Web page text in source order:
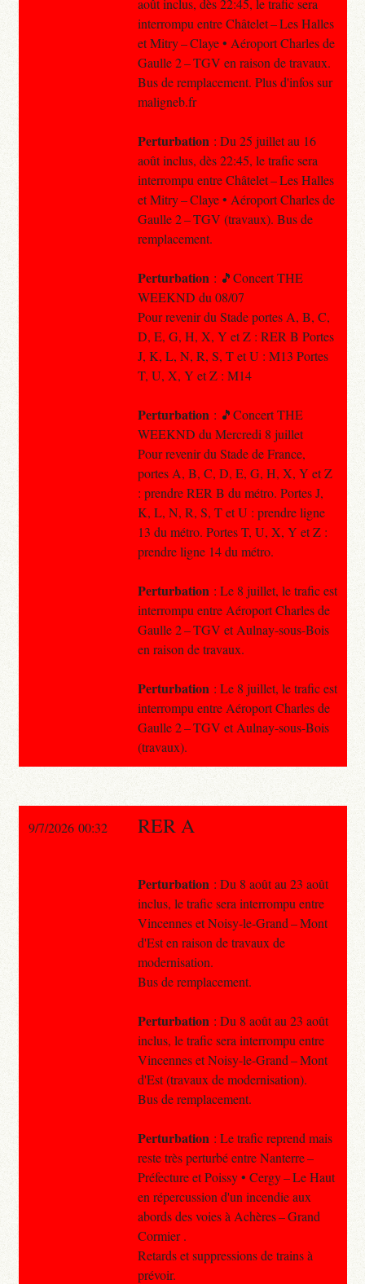
août inclus, dès 22:45, le trafic sera
interrompu entre Châtelet – Les Halles
et Mitry – Claye • Aéroport Charles de
Gaulle 2 – TGV en raison de travaux.
Bus de remplacement. Plus d'infos sur
maligneb.fr
Perturbation : Du 25 juillet au 16
août inclus, dès 22:45, le trafic sera
interrompu entre Châtelet – Les Halles
et Mitry – Claye • Aéroport Charles de
Gaulle 2 – TGV (travaux). Bus de
remplacement.
Perturbation : 🎵Concert THE
WEEKND du 08/07
Pour revenir du Stade portes A, B, C,
D, E, G, H, X, Y et Z : RER B Portes
J, K, L, N, R, S, T et U : M13 Portes
T, U, X, Y et Z : M14
Perturbation : 🎵Concert THE
WEEKND du Mercredi 8 juillet
Pour revenir du Stade de France,
portes A, B, C, D, E, G, H, X, Y et Z
: prendre RER B du métro. Portes J,
K, L, N, R, S, T et U : prendre ligne
13 du métro. Portes T, U, X, Y et Z :
prendre ligne 14 du métro.
Perturbation : Le 8 juillet, le trafic est
interrompu entre Aéroport Charles de
Gaulle 2 – TGV et Aulnay-sous-Bois
en raison de travaux.
Perturbation : Le 8 juillet, le trafic est
interrompu entre Aéroport Charles de
Gaulle 2 – TGV et Aulnay-sous-Bois
(travaux).
9/7/2026 00:32 RER A
Perturbation : Du 8 août au 23 août
inclus, le trafic sera interrompu entre
Vincennes et Noisy-le-Grand – Mont
d'Est en raison de travaux de
modernisation.
Bus de remplacement.
Perturbation : Du 8 août au 23 août
inclus, le trafic sera interrompu entre
Vincennes et Noisy-le-Grand – Mont
d'Est (travaux de modernisation).
Bus de remplacement.
Perturbation : Le trafic reprend mais
reste très perturbé entre Nanterre –
Préfecture et Poissy • Cergy – Le Haut
en répercussion d'un incendie aux
abords des voies à Achères – Grand
Cormier .
Retards et suppressions de trains à
prévoir.